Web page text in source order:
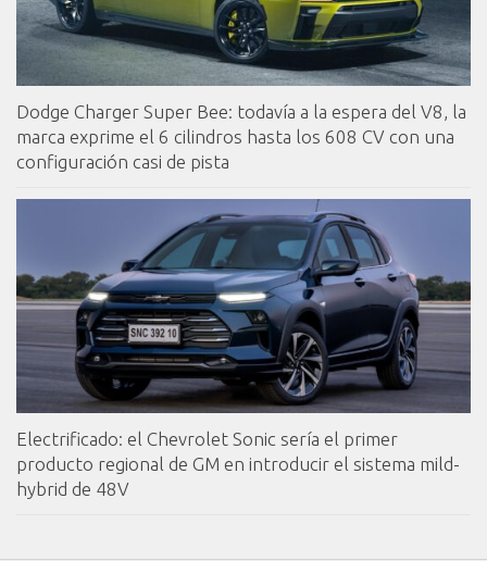
Dodge Charger Super Bee: todavía a la espera del V8, la
marca exprime el 6 cilindros hasta los 608 CV con una
configuración casi de pista
Electrificado: el Chevrolet Sonic sería el primer
producto regional de GM en introducir el sistema mild-
hybrid de 48V